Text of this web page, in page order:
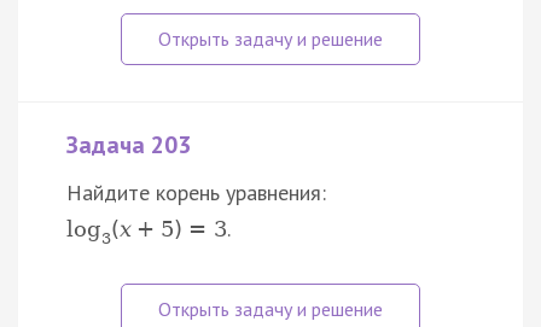
Задача 203
Найдите корень уравнения:
log3(x + 5) = 3.